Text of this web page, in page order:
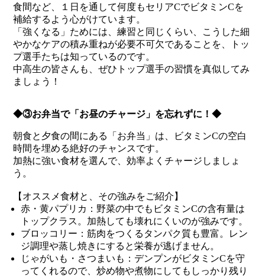
食間など、１日を通して何度もセリアCでビタミンCを
補給するよう心がけています。
「強くなる」ためには、練習と同じくらい、こうした細
やかなケアの積み重ねが必要不可欠であることを、トッ
プ選手たちは知っているのです。
中高生の皆さんも、ぜひトップ選手の習慣を真似してみ
ましょう！
◆③お弁当で「お昼のチャージ」を忘れずに！◆
朝食と夕食の間にある「お弁当」は、ビタミンCの空白
時間を埋める絶好のチャンスです。
加熱に強い食材を選んで、効率よくチャージしましょ
う。
【オススメ食材と、その強みをご紹介】
赤・黄パプリカ：野菜の中でもビタミンCの含有量は
トップクラス。加熱しても壊れにくいのが強みです。
ブロッコリー：筋肉をつくるタンパク質も豊富。レン
ジ調理や蒸し焼きにすると栄養が逃げません。
じゃがいも・さつまいも：デンプンがビタミンCを守
ってくれるので、炒め物や煮物にしてもしっかり残り